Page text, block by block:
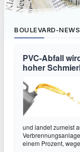
BOULEVARD-NEWS
PVC-Abfall
hoher
und landet zumeist
einem Prozent,